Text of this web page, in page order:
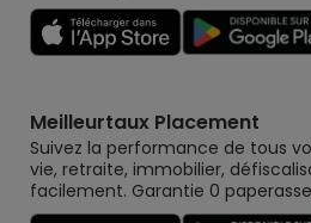
Meilleurtaux Placement
Suivez la performance de tous
vie, retraite, immobilier,
facilement. Garantie 0